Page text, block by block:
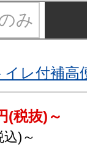
み
イレ付補高
(税抜)～
込)～